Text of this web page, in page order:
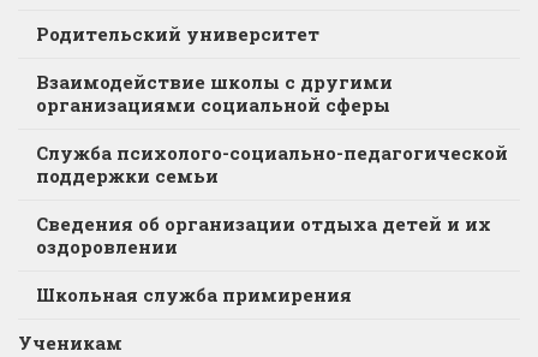
Родительский университет
Взаимодействие школы с другими
организациями социальной сферы
Служба психолого-социально-педагогической
поддержки семьи
Сведения об организации отдыха детей и их
оздоровлении
Школьная служба примирения
Ученикам